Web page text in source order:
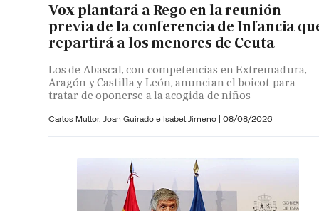
Vox plantará a Rego en la reunión
previa de la conferencia de Infancia
repartirá a los menores de Ceuta
Los de Abascal, con competencias en Extremadura,
Aragón y Castilla y León, anuncian el boicot para
tratar de oponerse a la acogida de niños
Carlos Mullor, Joan Guirado e Isabel Jimeno | 08/08/2026